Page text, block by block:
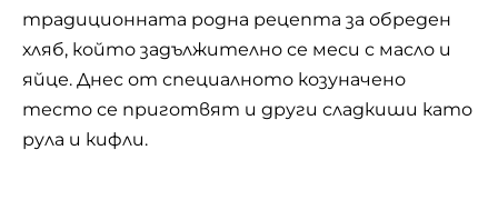
Един от най-популярните, бързи и не много
сложни за приготвяне в домашни условия